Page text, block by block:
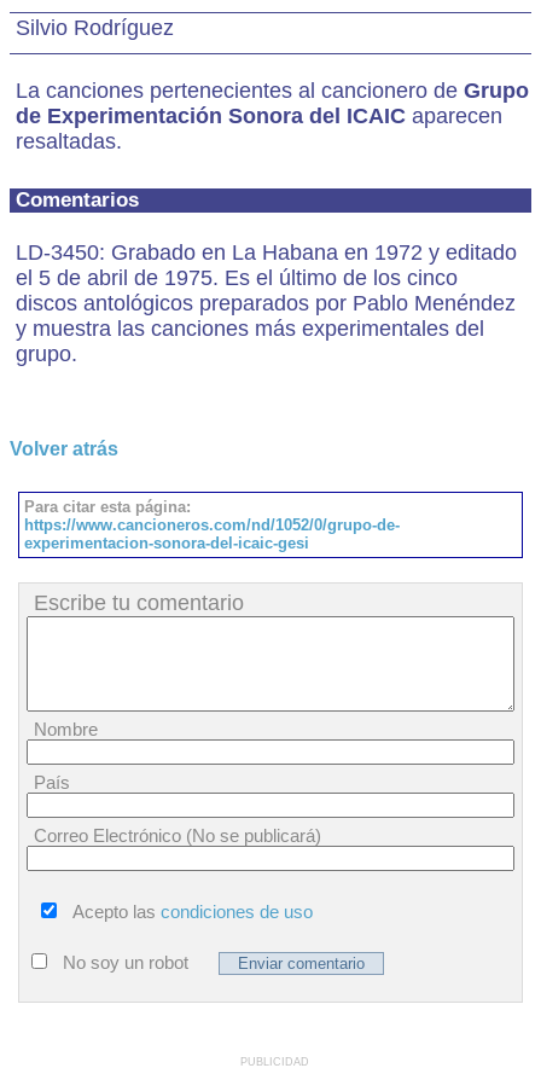
Silvio Rodríguez
La canciones pertenecientes al cancionero de Grupo
de Experimentación Sonora del ICAIC aparecen
resaltadas.
Comentarios
LD-3450: Grabado en La Habana en 1972 y editado
el 5 de abril de 1975. Es el último de los cinco
discos antológicos preparados por Pablo Menéndez
y muestra las canciones más experimentales del
grupo.
Volver atrás
Para citar esta página:
https://www.cancioneros.com/nd/1052/0/grupo-de-
experimentacion-sonora-del-icaic-gesi
Escribe tu comentario
Nombre
País
Correo Electrónico (No se publicará)
Acepto las condiciones de uso
No soy un robot
PUBLICIDAD